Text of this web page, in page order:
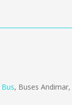
, Buses Andimar,